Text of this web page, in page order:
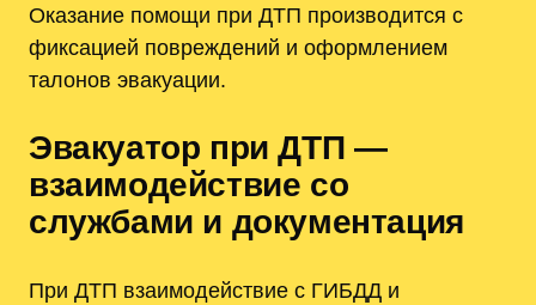
Оказание помощи при ДТП производится с
фиксацией повреждений и оформлением
талонов эвакуации.
Эвакуатор при ДТП —
взаимодействие со
службами и документация
При ДТП взаимодействие с ГИБДД и